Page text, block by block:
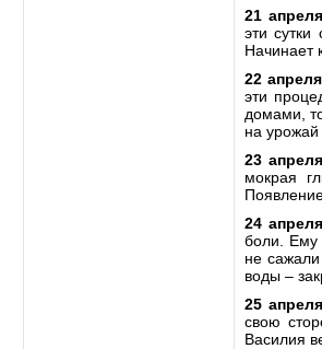
21
эти
Начинает
22
эти
домами,
на урожай
23
мокрая
24
боли. Ему
не
воды –
25
свою
Василия